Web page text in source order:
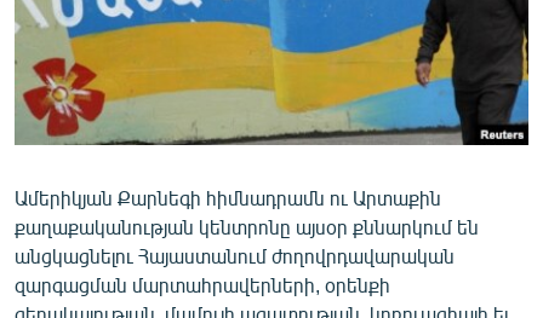
ՄԻՋԱԶԳԱՅԻՆ
ՄՇԱԿՈՒՅԹ
ՍՊՈՐՏ
ՄԵԿՆԱԲԱՆՈՒԹՅՈՒՆ
ՏՏ ԵՒ ԻՆՏԵՐՆԵՏ
ԿՈՐՈՆԱՎԻՐՈՒՍ
ԱՐԽԻՎ
Ամերիկյան Քարնեգի հիմնադրամն ու Արտաքին
քաղաքականության կենտրոնը այսօր քննարկում են
անցկացնելու Հայաստանում ժողովրդավարական
զարգացման մարտահրավերների, օրենքի
գերակայության, մամուլի ազատության, կոռուպցիայի եւ